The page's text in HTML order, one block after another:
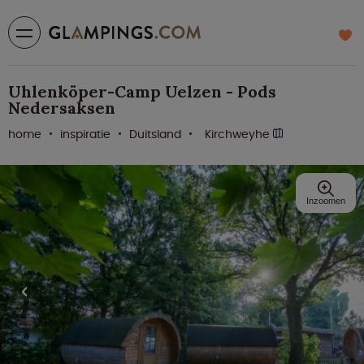
Uhlenköper-Camp Uelzen - Pods
Nedersaksen
home inspiratie Duitsland Kirchweyhe
Inzoomen